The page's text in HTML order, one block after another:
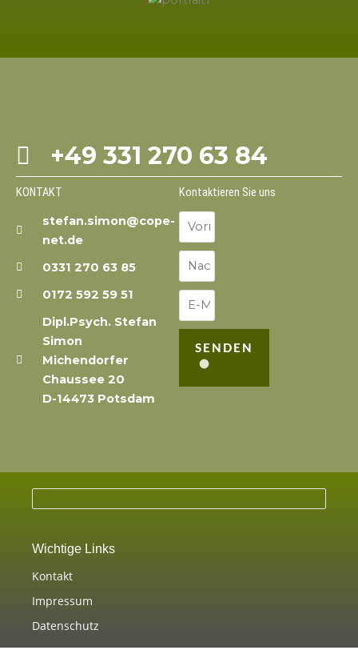
+49 331 270 63 84
KONTAKT
stefan.simon@cope-
net.de
0331 270 63 85
0172 592 59 51
Dipl.Psych. Stefan
Simon
Michendorfer
Chaussee 20
D-14473 Potsdam
Kontaktieren Sie uns
SENDEN
Wichtige Links
Kontakt
Impressum
Datenschutz